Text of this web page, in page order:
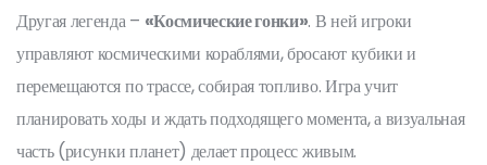
Другая легенда – «Космические гонки». В ней игроки
управляют космическими кораблями, бросают кубики и
перемещаются по трассе, собирая топливо. Игра учит
планировать ходы и ждать подходящего момента, а визуальная
часть (рисунки планет) делает процесс живым.